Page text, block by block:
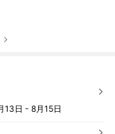
13日 - 8月15日